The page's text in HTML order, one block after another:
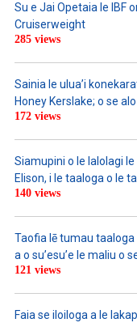
Su e Jai Opetaia le IBF
Cruiserweight
285 views
Sainia le ulua’i
Honey Kerslake; o se
172 views
Siamupini o le lalolagi le
Elison, i le taaloga o le
140 views
Taofia lē tumau taaloga
a o su’esu’e le maliu o
121 views
Faia se iloiloga a le